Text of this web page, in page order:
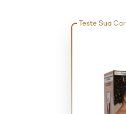
Teste Sua Cor